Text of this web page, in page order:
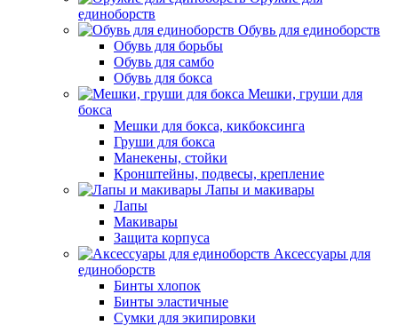
единоборств
Обувь для единоборств
Обувь для борьбы
Обувь для самбо
Обувь для бокса
Мешки, груши для
бокса
Мешки для бокса, кикбоксинга
Груши для бокса
Манекены, стойки
Кронштейны, подвесы, крепление
Лапы и макивары
Лапы
Макивары
Защита корпуса
Аксессуары для
единоборств
Бинты хлопок
Бинты эластичные
Сумки для экипировки